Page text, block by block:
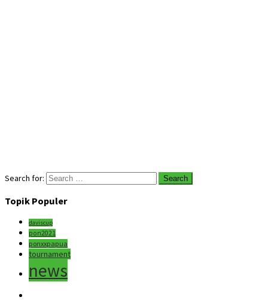
Search for:
Topik Populer
daviscup
pon2021
ponxxpapua
tournament
news